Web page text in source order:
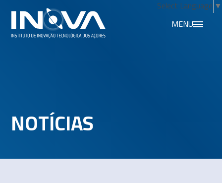
Select Language ▼
MENU
NOTÍCIAS